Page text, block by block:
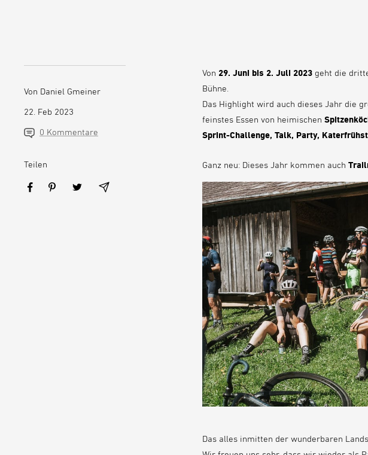
Von Daniel Gmeiner
22. Feb 2023
0 Kommentare
Teilen
Von 29. Juni bis 2. Juli 2023 geht die
Bühne.
Das Highlight wird auch dieses Jahr die
feinstes Essen von heimischen
Sprint-Challenge, Talk, Party,
Ganz neu: Dieses Jahr kommen auch
Das alles inmitten der wunderbaren